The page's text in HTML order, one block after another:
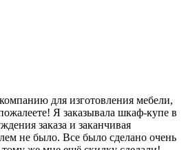
для изготовления мебели,
Я заказывала шкаф-купе в
заказа и заканчивая
не было. Все было сделано очень